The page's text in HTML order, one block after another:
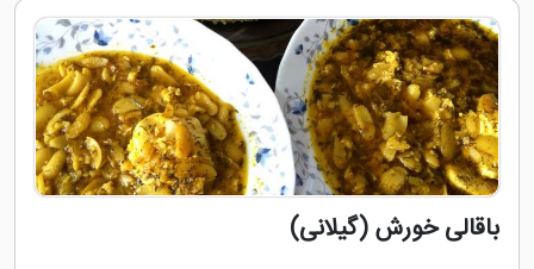
باقالی خورش (گیلانی)